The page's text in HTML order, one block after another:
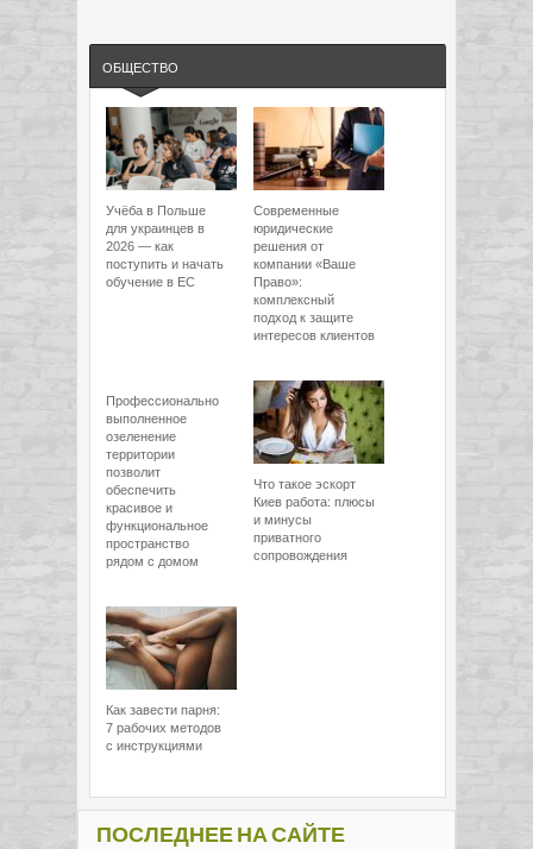
ОБЩЕСТВО
Учёба в Польше
для украинцев в
2026 — как
поступить и начать
обучение в ЕС
Современные
юридические
решения от
компании «Ваше
Право»:
комплексный
подход к защите
интересов клиентов
Профессионально
выполненное
озеленение
территории
позволит
обеспечить
красивое и
функциональное
пространство
рядом с домом
Что такое эскорт
Киев работа: плюсы
и минусы
приватного
сопровождения
Как завести парня:
7 рабочих методов
с инструкциями
ПОСЛЕДНЕЕ НА САЙТЕ